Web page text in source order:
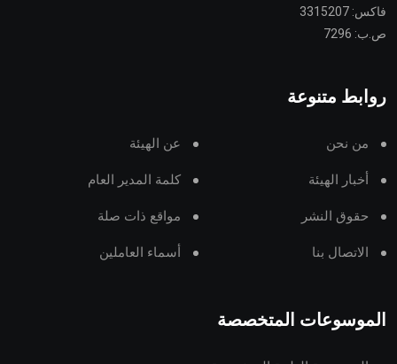
فاكس: 3315207
ص.ب: 7296
روابط متنوعة
من نحن عن الهيئة
أخبار الهيئة كلمة المدير العام
حقوق النشر مواقع ذات صلة
الاتصال بنا أسماء العاملين
الموسوعات المتخصصة